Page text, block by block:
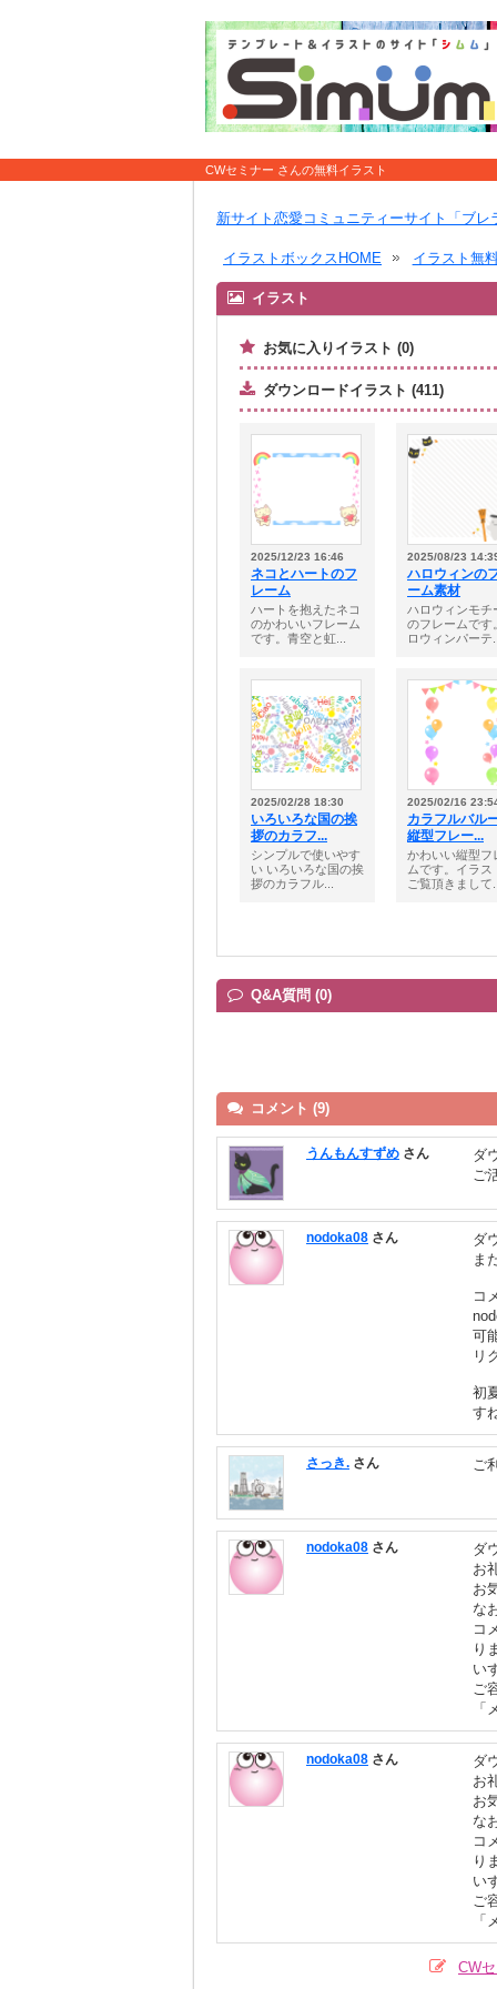
CWセミナー さんの無料イラスト
新サイト恋愛コミュニティーサイト「ブレ
イラストボックスHOME イラスト無
イラスト
お気に入りイラスト (0)
ダウンロードイラスト (411)
2025/12/23 16:46
ネコとハートのフ
レーム
ハートを抱えたネコ
のかわいいフレーム
です。青空と虹...
2025/08/23
ハロウィンの
ーム素材
ハロウィンモチ
のフレームです
ロウィンパーテ
2025/02/28 18:30
いろいろな国の挨
拶のカラフ...
シンプルで使いやす
い いろいろな国の挨
拶のカラフル...
2025/02/16
カラフルバル
縦型フレー...
かわいい縦型フ
ムです。イラス
ご覧頂きまして
Q&A質問 (0)
コメント (9)
うんもんすずめ さん
ダ
ご
nodoka08 さん
ダ
ま
コ
可
リ
初
す
さっき. さん ご
nodoka08 さん
ダ
お
お
な
コ
り
い
ご
nodoka08 さん
ダ
お
お
な
コ
り
い
ご
CW